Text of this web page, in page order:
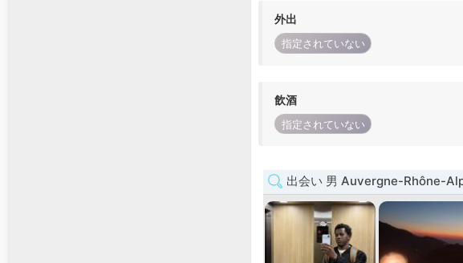
外出
指定されていない
飲酒
指定されていない
出会い 男 Auvergne-Rhône-